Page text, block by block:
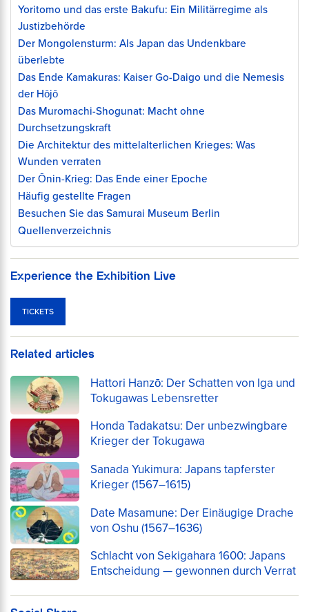
Yoritomo und das erste Bakufu: Ein Militärregime als
Justizbehörde
Der Mongolensturm: Als Japan das Undenkbare
überlebte
Das Ende Kamakuras: Kaiser Go-Daigo und die Nemesis
der Hōjō
Das Muromachi-Shogunat: Macht ohne
Durchsetzungskraft
Die Architektur des mittelalterlichen Krieges: Was
Wunden verraten
Der Ōnin-Krieg: Das Ende einer Epoche
Häufig gestellte Fragen
Besuchen Sie das Samurai Museum Berlin
Quellenverzeichnis
Experience the Exhibition Live
TICKETS
Related articles
Hattori Hanzō: Der Schatten von Iga und
Tokugawas Lebensretter
Honda Tadakatsu: Der unbezwingbare
Krieger der Tokugawa
Sanada Yukimura: Japans tapferster
Krieger (1567–1615)
Date Masamune: Der Einäugige Drache
von Oshu (1567–1636)
Schlacht von Sekigahara 1600: Japans
Entscheidung — gewonnen durch Verrat